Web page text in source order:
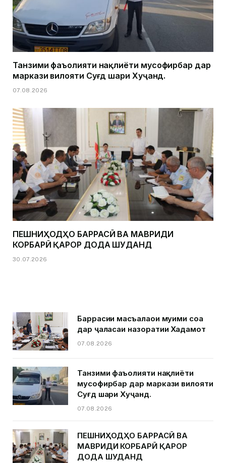
Танзими фаъолияти нақлиёти мусофирбар дар
маркази вилояти Суғд шаҳри Хуҷанд.
07.08.2026
ПЕШНИҲОДҲО БАРРАСӢ ВА МАВРИДИ
КОРБАРӢ ҚАРОР ДОДА ШУДАНД
30.07.2026
Баррасии масъалаҳои муҳими соҳа
дар ҷаласаи назоратии Хадамот
07.08.2026
Танзими фаъолияти нақлиёти
мусофирбар дар маркази вилояти
Суғд шаҳри Хуҷанд.
07.08.2026
ПЕШНИҲОДҲО БАРРАСӢ ВА
МАВРИДИ КОРБАРӢ ҚАРОР
ДОДА ШУДАНД